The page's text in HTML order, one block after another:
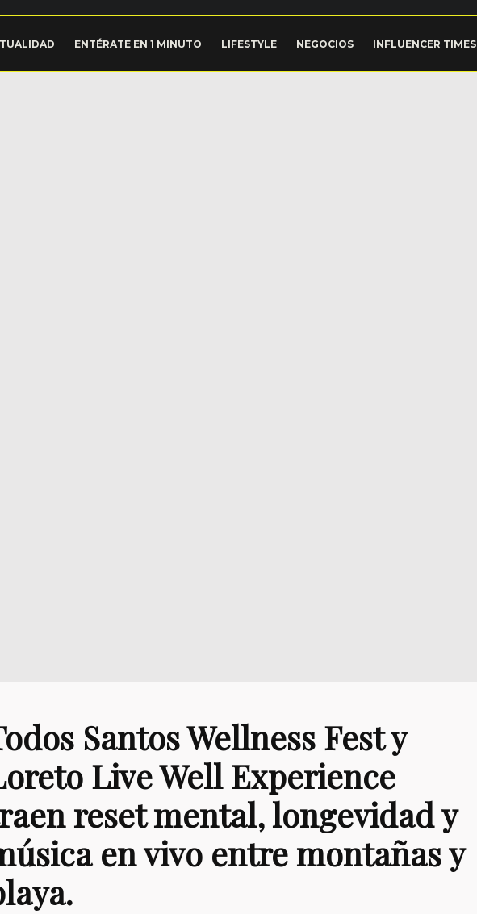
ENTÉRATE EN 1 MINUTO LIFESTYLE NEGOCIOS INFLUENCER TIMES
Santos Wellness Fest y
Live Well Experience
reset mental, longevidad y
en vivo entre montañas y